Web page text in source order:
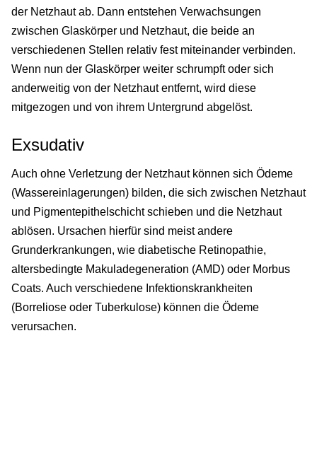
der Netzhaut ab. Dann entstehen Verwachsungen
zwischen Glaskörper und Netzhaut, die beide an
verschiedenen Stellen relativ fest miteinander verbinden.
Wenn nun der Glaskörper weiter schrumpft oder sich
anderweitig von der Netzhaut entfernt, wird diese
mitgezogen und von ihrem Untergrund abgelöst.
Exsudativ
Auch ohne Verletzung der Netzhaut können sich Ödeme
(Wassereinlagerungen) bilden, die sich zwischen Netzhaut
und Pigmentepithelschicht schieben und die Netzhaut
ablösen. Ursachen hierfür sind meist andere
Grunderkrankungen, wie diabetische Retinopathie,
altersbedingte Makuladegeneration (AMD) oder Morbus
Coats. Auch verschiedene Infektionskrankheiten
(Borreliose oder Tuberkulose) können die Ödeme
verursachen.